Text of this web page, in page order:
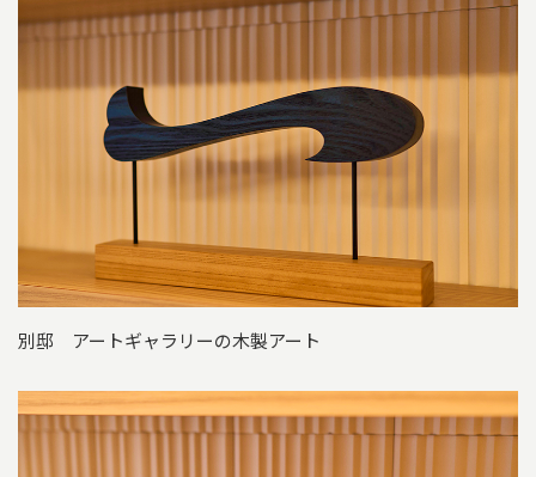
別邸 アートギャラリーの木製アート